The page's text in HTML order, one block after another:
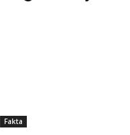
Fakta